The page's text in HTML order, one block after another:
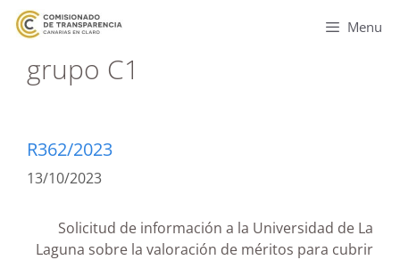
Menu
grupo C1
R362/2023
13/10/2023
Solicitud de información a la Universidad de La
Laguna sobre la valoración de méritos para cubrir